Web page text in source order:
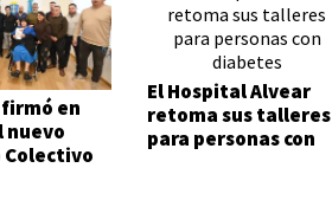
en
nuevo
Colectivo
El Hospital Alvear
retoma sus talleres
para personas con